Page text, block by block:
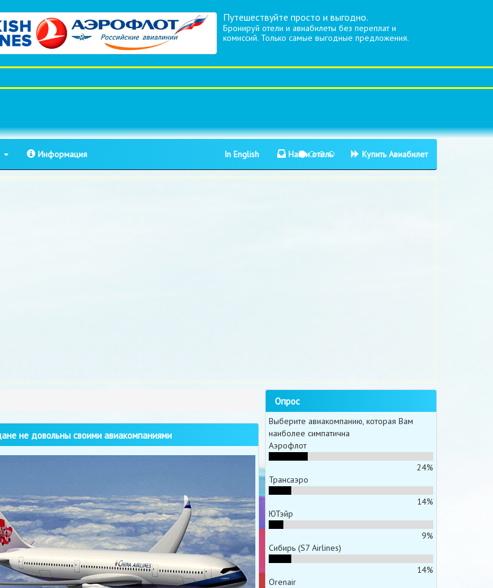
Путешествуйте просто и выгодно.
Бронируй отели и авиабилеты без переплат и
комиссий. Только самые выгодные предложения.
Информация In English Найти отель Купить Авиабилет
не довольны своими авиакомпаниями
Опрос
Выберите авиакомпанию, которая Вам
наиболее симпатична
Аэрофлот
24%
Трансаэро
14%
ЮТэйр
9%
Сибирь (S7 Airlines)
14%
Orenair